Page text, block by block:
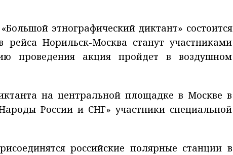
этнографический диктант» состоится
Норильск-Москва станут участниками
проведения акция пройдет в воздушном
на центральной площадке в Москве в
России и СНГ» участники специальной
российские полярные станции в